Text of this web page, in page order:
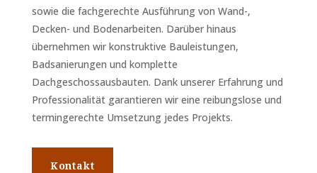
sowie die fachgerechte Ausführung von Wand-,
Decken- und Bodenarbeiten. Darüber hinaus
übernehmen wir konstruktive Bauleistungen,
Badsanierungen und komplette
Dachgeschossausbauten. Dank unserer Erfahrung und
Professionalität garantieren wir eine reibungslose und
termingerechte Umsetzung jedes Projekts.
Kontakt